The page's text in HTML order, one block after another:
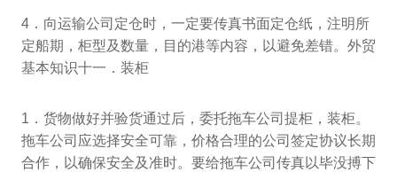
4．向运输公司定仓时，一定要传真书面定仓纸，注明所
定船期，柜型及数量，目的港等内容，以避免差错。外贸
基本知识十一．装柜
1．货物做好并验货通过后，委托拖车公司提柜，装柜。
拖车公司应选择安全可靠，价格合理的公司签定协议长期
合作，以确保安全及准时。要给拖车公司传真以毕没搏下